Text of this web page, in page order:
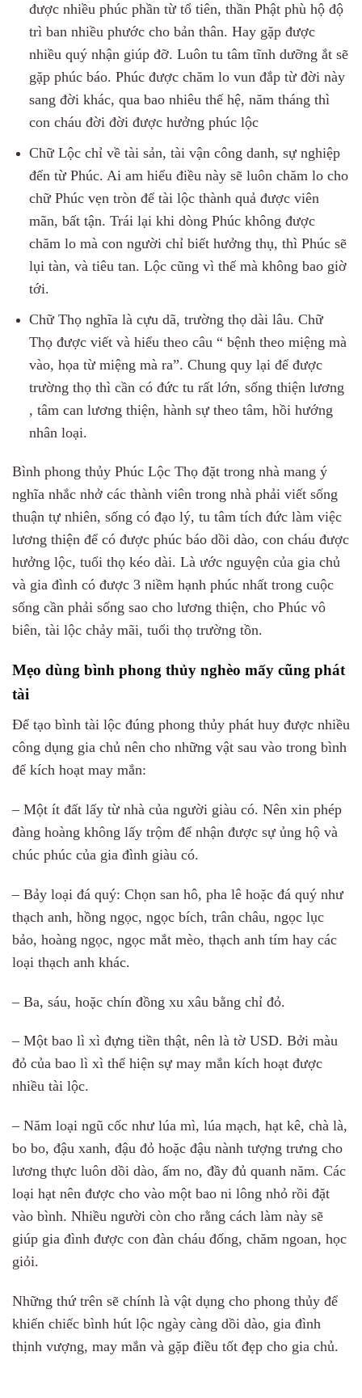
được nhiều phúc phần từ tổ tiên, thần Phật phù hộ độ
trì ban nhiều phước cho bản thân. Hay gặp được
nhiều quý nhận giúp đỡ. Luôn tu tâm tĩnh dưỡng ắt sẽ
gặp phúc báo. Phúc được chăm lo vun đắp từ đời này
sang đời khác, qua bao nhiêu thế hệ, năm tháng thì
con cháu đời đời được hưởng phúc lộc
Chữ Lộc chỉ về tài sản, tài vận công danh, sự nghiệp
đến từ Phúc. Ai am hiểu điều này sẽ luôn chăm lo cho
chữ Phúc vẹn tròn để tài lộc thành quả được viên
mãn, bất tận. Trái lại khi dòng Phúc không được
chăm lo mà con người chỉ biết hưởng thụ, thì Phúc sẽ
lụi tàn, và tiêu tan. Lộc cũng vì thế mà không bao giờ
tới.
Chữ Thọ nghĩa là cựu dã, trường thọ dài lâu. Chữ
Thọ được viết và hiểu theo câu “ bệnh theo miệng mà
vào, họa từ miệng mà ra”. Chung quy lại để được
trường thọ thì cần có đức tu rất lớn, sống thiện lương
, tâm can lương thiện, hành sự theo tâm, hồi hướng
nhân loại.
Bình phong thủy Phúc Lộc Thọ đặt trong nhà mang ý
nghĩa nhắc nhở các thành viên trong nhà phải viết sống
thuận tự nhiên, sống có đạo lý, tu tâm tích đức làm việc
lương thiện để có được phúc báo dồi dào, con cháu được
hưởng lộc, tuổi thọ kéo dài. Là ước nguyện của gia chủ
và gia đình có được 3 niềm hạnh phúc nhất trong cuộc
sống cần phải sống sao cho lương thiện, cho Phúc vô
biên, tài lộc chảy mãi, tuổi thọ trường tồn.
Mẹo dùng bình phong thủy nghèo mấy cũng phát
tài
Để tạo bình tài lộc đúng phong thủy phát huy được nhiều
công dụng gia chủ nên cho những vật sau vào trong bình
để kích hoạt may mắn:
– Một ít đất lấy từ nhà của người giàu có. Nên xin phép
đàng hoàng không lấy trộm để nhận được sự ủng hộ và
chúc phúc của gia đình giàu có.
– Bảy loại đá quý: Chọn san hô, pha lê hoặc đá quý như
thạch anh, hồng ngọc, ngọc bích, trân châu, ngọc lục
bảo, hoàng ngọc, ngọc mắt mèo, thạch anh tím hay các
loại thạch anh khác.
– Ba, sáu, hoặc chín đồng xu xâu bằng chỉ đỏ.
– Một bao lì xì đựng tiền thật, nên là tờ USD. Bởi màu
đỏ của bao lì xì thể hiện sự may mắn kích hoạt được
nhiều tài lộc.
– Năm loại ngũ cốc như lúa mì, lúa mạch, hạt kê, chà là,
bo bo, đậu xanh, đậu đỏ hoặc đậu nành tượng trưng cho
lương thực luôn dồi dào, ấm no, đầy đủ quanh năm. Các
loại hạt nên được cho vào một bao ni lông nhỏ rồi đặt
vào bình. Nhiều người còn cho rằng cách làm này sẽ
giúp gia đình được con đàn cháu đống, chăm ngoan, học
giỏi.
Những thứ trên sẽ chính là vật dụng cho phong thủy để
khiến chiếc bình hút lộc ngày càng dồi dào, gia đình
thịnh vượng, may mắn và gặp điều tốt đẹp cho gia chủ.